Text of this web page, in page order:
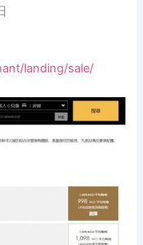
landing/sale/